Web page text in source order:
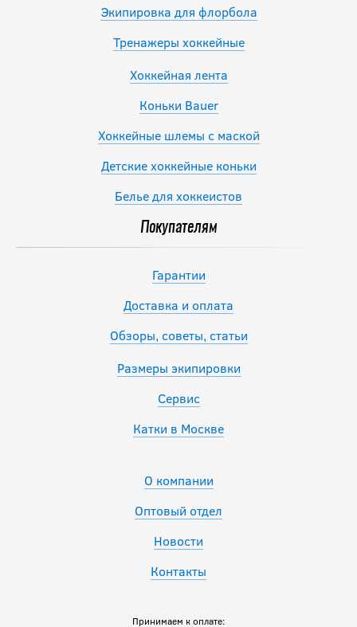
Экипировка для флорбола
Тренажеры хоккейные
Хоккейная лента
Коньки Bauer
Хоккейные шлемы с маской
Детские хоккейные коньки
Белье для хоккеистов
Покупателям
Гарантии
Доставка и оплата
Обзоры, советы, статьи
Размеры экипировки
Сервис
Катки в Москве
О компании
Оптовый отдел
Новости
Контакты
Принимаем к оплате: